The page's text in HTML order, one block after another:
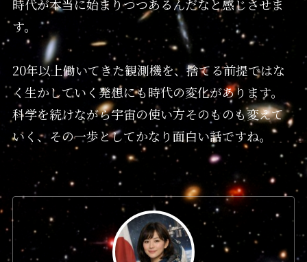
時代が本当に始まりつつあるんだなと感じさせま
す。
20年以上働いてきた観測機を、捨てる前提ではな
く生かしていく発想にも時代の変化があります。
科学を続けながら宇宙の使い方そのものも変えて
いく、その一歩としてかなり面白い話ですね。